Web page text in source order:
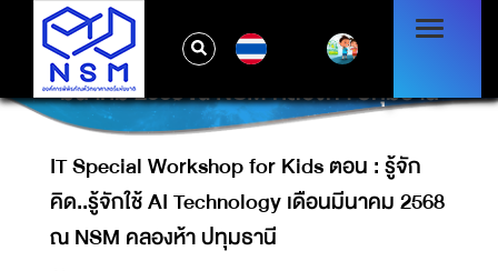
IT SPECIAL WORKSHOP FOR KIDS ตอน :
รู้จักคิด..รู้จักใช้ AI TECHNOLOGY เดือน
มีนาคม 2568 ณ NSM คลองห้า ปทุมธานี
IT Special Workshop for Kids ตอน : รู้จัก
คิด..รู้จักใช้ AI Technology เดือนมีนาคม 2568
ณ NSM คลองห้า ปทุมธานี